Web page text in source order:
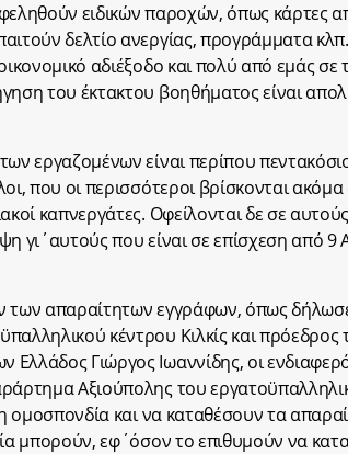
ειδικών παροχών, όπως κάρτες
δελτίο ανεργίας, προγράμματα
αδιέξοδο και πολύ από εμάς σε
του έκτακτου βοηθήματος είναι
εργαζομένων είναι περίπου
που οι περισσότεροι βρίσκονται
καπνεργάτες. Οφείλονται δε σε
γι΄αυτούς που είναι σε επίσχεση από
των απαραίτητων εγγράφων, όπως
κέντρου Κιλκίς και πρόεδρος
Γιώργος Ιωαννίδης, οι
Αξιούπολης του
η ομοσπονδία και να καταθέσουν τα
μπορούν, εφ΄όσον το επιθυμούν να